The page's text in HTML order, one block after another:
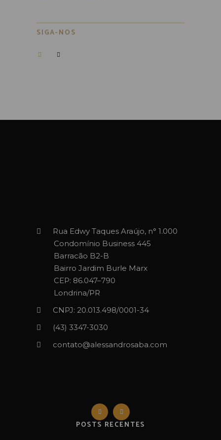
SIGA-NOS
Rua Edwy Taques Araújo, n° 1.000
Condomínio Business 445
Barracão B2-B
Bairro Jardim Burle Marx
CEP: 86.047–790
Londrina/PR
CNPJ: 20.013.498/0001-34
(43) 3347-3030‬‬
contato@alessandrosaba.com
POSTS RECENTES